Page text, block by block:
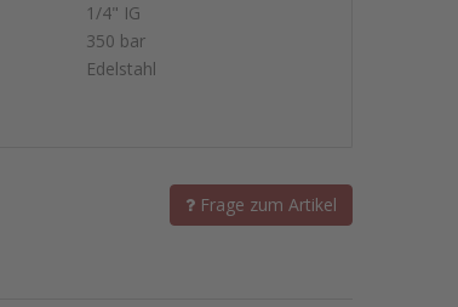
1/4" IG
350 bar
Edelstahl
Frage zum Artikel